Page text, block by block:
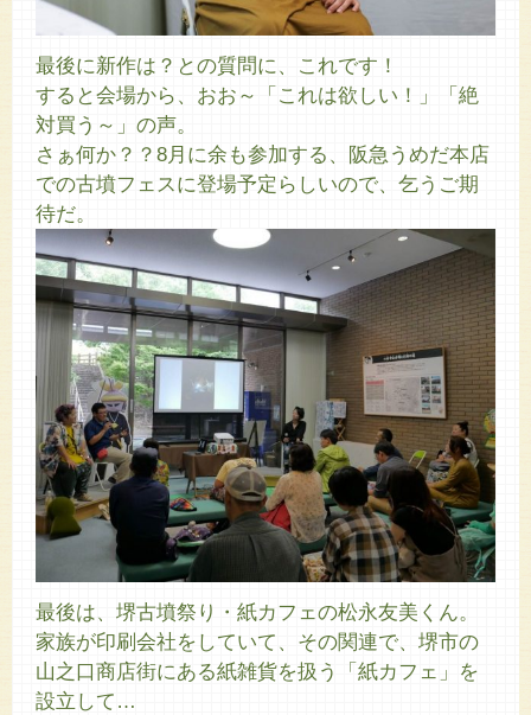
最後に新作は？との質問に、これです！
すると会場から、おお～「これは欲しい！」「絶
対買う～」の声。
さぁ何か？？8月に余も参加する、阪急うめだ本店
での古墳フェスに登場予定らしいので、乞うご期
待だ。
最後は、堺古墳祭り・紙カフェの松永友美くん。
家族が印刷会社をしていて、その関連で、堺市の
山之口商店街にある紙雑貨を扱う「紙カフェ」を
設立して…